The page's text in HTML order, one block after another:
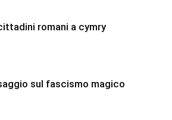
romani a cymry
sul fascismo magico